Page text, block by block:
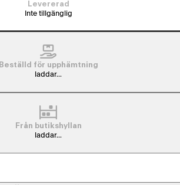
Levererad
Inte tillgänglig
Beställd för upphämtning
laddar...
Från butikshyllan
laddar...